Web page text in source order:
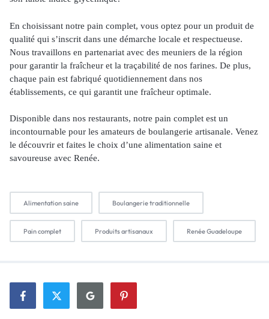
En choisissant notre pain complet, vous optez pour un produit de
qualité qui s’inscrit dans une démarche locale et respectueuse.
Nous travaillons en partenariat avec des meuniers de la région
pour garantir la fraîcheur et la traçabilité de nos farines. De plus,
chaque pain est fabriqué quotidiennement dans nos
établissements, ce qui garantit une fraîcheur optimale.
Disponible dans nos restaurants, notre pain complet est un
incontournable pour les amateurs de boulangerie artisanale. Venez
le découvrir et faites le choix d’une alimentation saine et
savoureuse avec Renée.
Alimentation saine Boulangerie traditionnelle
Pain complet Produits artisanaux Renée Guadeloupe